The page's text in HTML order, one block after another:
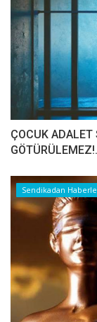
ÇOCUK
Sendikadan